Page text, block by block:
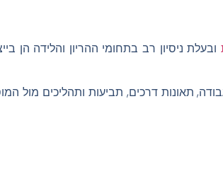
ובעלת ניסיון רב בתחומי ההריון והלידה הן
תאונות דרכים, תביעות ותהליכים מול